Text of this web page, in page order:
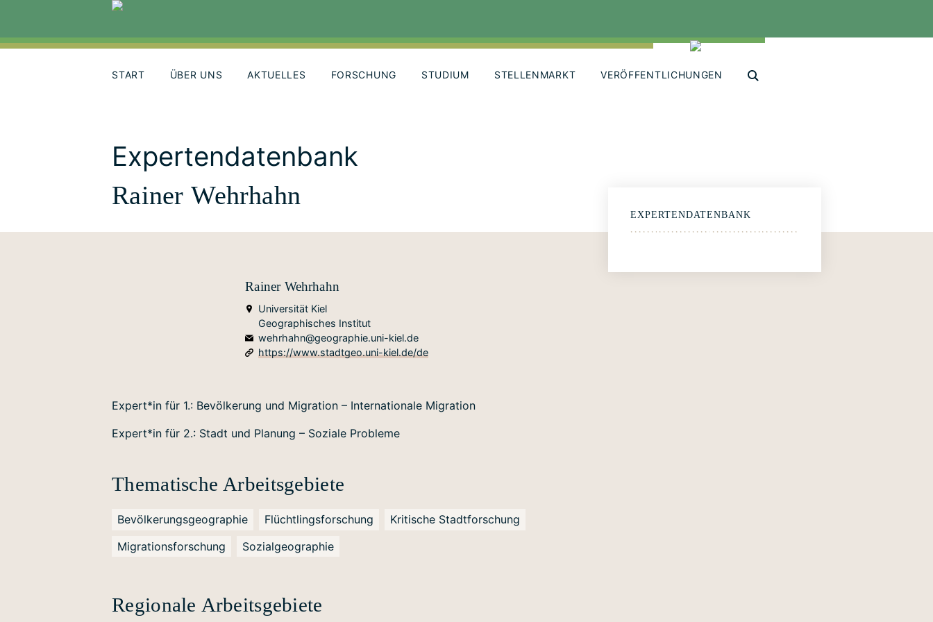
content
START ÜBER UNS AKTUELLES FORSCHUNG STUDIUM STELLENMARKT VERÖFFENTLICHUNGEN
Expertendatenbank
Rainer Wehrhahn
Rainer Wehrhahn
Universität Kiel
Geographisches Institut
wehrhahn@geographie.uni-kiel.de
https://www.stadtgeo.uni-kiel.de/de
Expert*in für 1.: Bevölkerung und Migration – Internationale Migration
Expert*in für 2.: Stadt und Planung – Soziale Probleme
Thematische Arbeitsgebiete
Bevölkerungsgeographie Flüchtlingsforschung
Kritische Stadtforschung
Migrationsforschung
Sozialgeographie
Regionale Arbeitsgebiete
EXPERTENDATENBANK